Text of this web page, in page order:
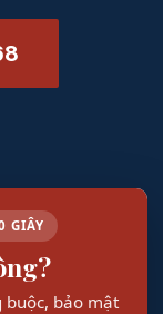
GIÂY
buộc, bảo mật